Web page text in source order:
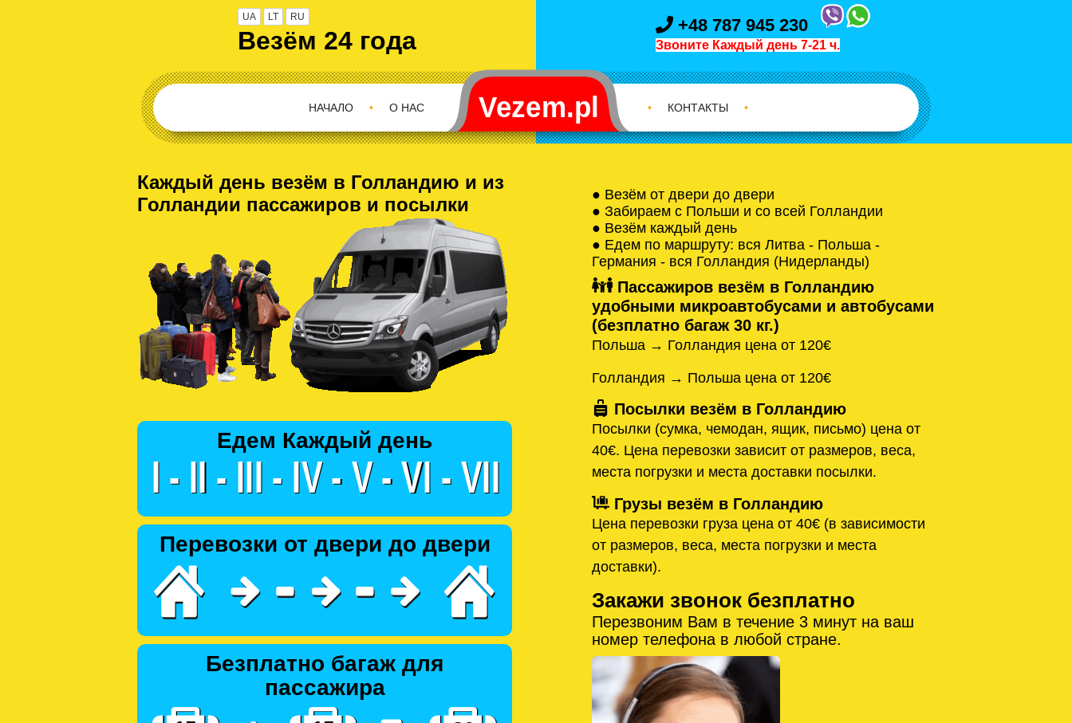
UA LT RU
Везём 24 года
+48 787 945 230
Звоните Каждый день 7-21 ч.
О НАС
•
НАЧАЛО • КОНТАКТЫ •
Каждый день везём в Голландию и из
Голландии пассажиров и посылки
Едем Каждый день
Перевозки от двери до двери
Безплатно багаж для
пассажира
● Везём от двери до двери
● Забираем с Польши и со всей Голландии
● Везём каждый день
● Едем по маршруту: вся Литва - Польша -
Германия - вся Голландия (Нидерланды)
Пассажиров везём в Голландию
удобными микроавтобусами и автобусами
(безплатно багаж 30 кг.)
Польша → Голландия цена от 120€
Голландия → Польша цена от 120€
Посылки везём в Голландию
Посылки (сумка, чемодан, ящик, письмо) цена от
40€. Цена перевозки зависит от размеров, веса,
места погрузки и места доставки посылки.
Грузы везём в Голландию
Цена перевозки груза цена от 40€ (в зависимости
от размеров, веса, места погрузки и места
доставки).
Закажи звонок безплатно
Перезвоним Вам в течение 3 минут на ваш
номер телефона в любой стране.